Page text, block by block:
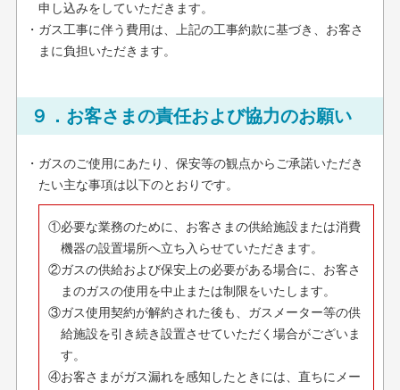
申し込みをしていただきます。
・ガス工事に伴う費用は、上記の工事約款に基づき、お客さ
まに負担いただきます。
９．お客さまの責任および協力のお願い
・ガスのご使用にあたり、保安等の観点からご承諾いただき
たい主な事項は以下のとおりです。
①必要な業務のために、お客さまの供給施設または消費
機器の設置場所へ立ち入らせていただきます。
②ガスの供給および保安上の必要がある場合に、お客さ
まのガスの使用を中止または制限をいたします。
③ガス使用契約が解約された後も、ガスメーター等の供
給施設を引き続き設置させていただく場合がございま
す。
④お客さまがガス漏れを感知したときには、直ちにメー